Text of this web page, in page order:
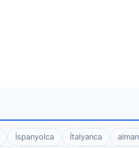
İspanyolca İtalyanca